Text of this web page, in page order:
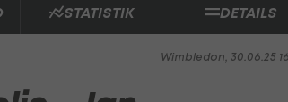
STATISTIK DETAILS
Wimbledon, 30.06.25